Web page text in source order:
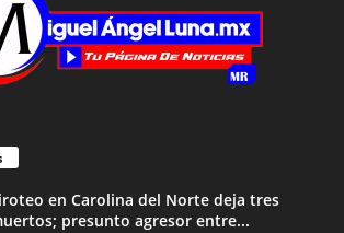
en Carolina del Norte deja tres
presunto agresor entre...